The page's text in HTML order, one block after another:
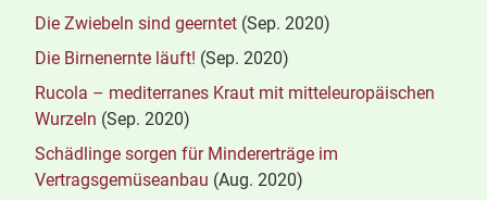
Die Zwiebeln sind geerntet (Sep. 2020)
Die Birnenernte läuft! (Sep. 2020)
Rucola – mediterranes Kraut mit mitteleuropäischen
Wurzeln (Sep. 2020)
Schädlinge sorgen für Mindererträge im
Vertragsgemüseanbau (Aug. 2020)